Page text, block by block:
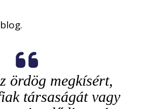
ördög megkísért,
társaságát vagy